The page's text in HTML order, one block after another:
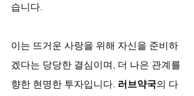
습니다.
이는 뜨거운 사랑을 위해 자신을 준비하
겠다는 당당한 결심이며, 더 나은 관계를
향한 현명한 투자입니다. 러브약국의 다